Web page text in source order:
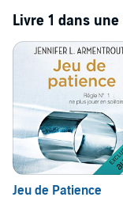
Livre 1 dans
Jeu de Patience